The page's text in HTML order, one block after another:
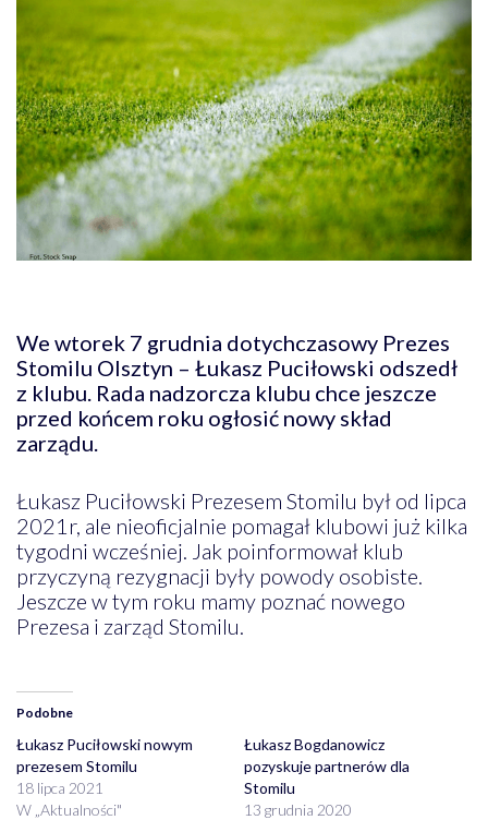
We wtorek 7 grudnia dotychczasowy Prezes
Stomilu Olsztyn – Łukasz Puciłowski odszedł
z klubu. Rada nadzorcza klubu chce jeszcze
przed końcem roku ogłosić nowy skład
zarządu.
Łukasz Puciłowski Prezesem Stomilu był od lipca
2021r, ale nieoficjalnie pomagał klubowi już kilka
tygodni wcześniej. Jak poinformował klub
przyczyną rezygnacji były powody osobiste.
Jeszcze w tym roku mamy poznać nowego
Prezesa i zarząd Stomilu.
Podobne
Łukasz Puciłowski nowym
prezesem Stomilu
18 lipca 2021
W „Aktualności"
Łukasz Bogdanowicz
pozyskuje partnerów dla
Stomilu
13 grudnia 2020